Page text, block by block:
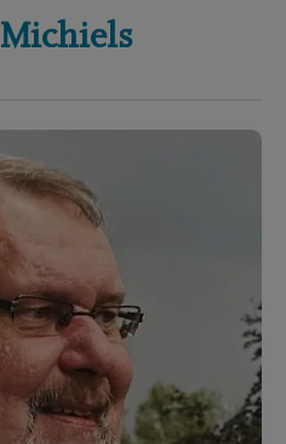
Michiels